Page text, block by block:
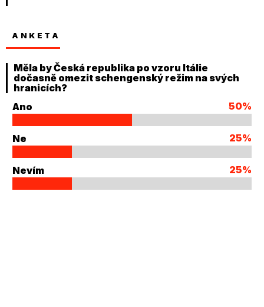
ANKETA
Měla by Česká republika po vzoru Itálie
dočasně omezit schengenský režim na svých
hranicích?
Ano
50%
Ne 25%
Nevím 25%